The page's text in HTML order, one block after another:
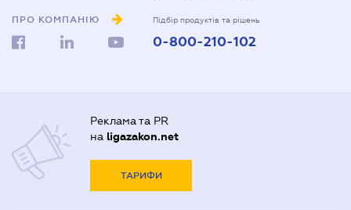
ПРО КОМПАНІЮ Підбір продуктів та рішень
0-800-210-102
Реклама та PR
на ligazakon.net
ТАРИФИ